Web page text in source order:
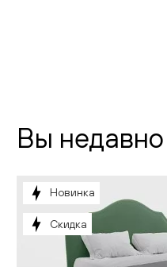
Вы
Новинка
Скидка